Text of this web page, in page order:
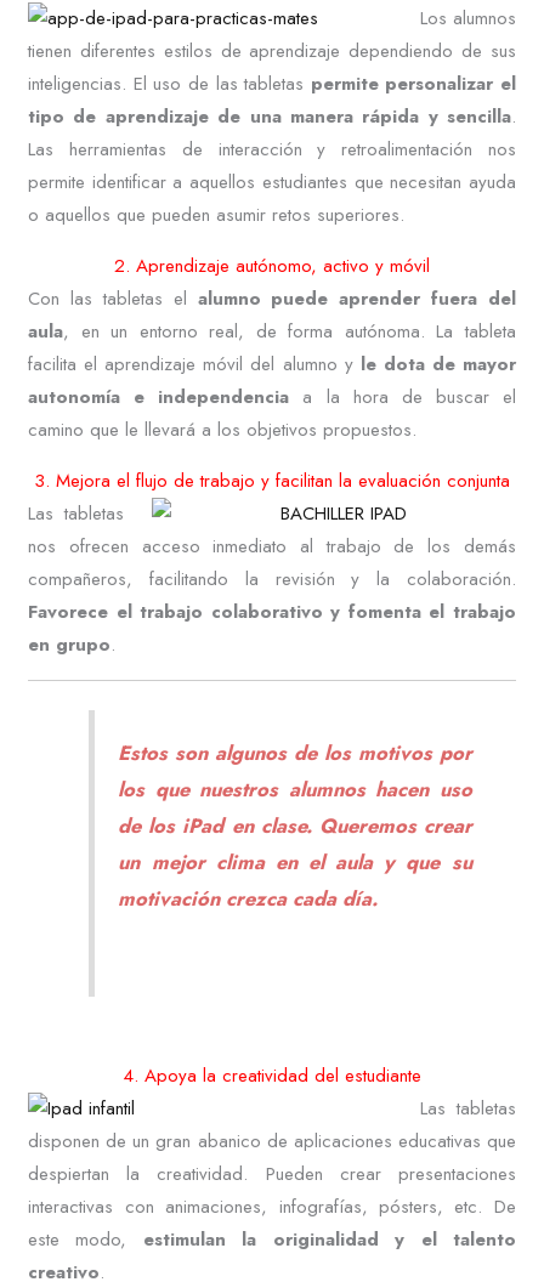
Los alumnos
tienen diferentes estilos de aprendizaje dependiendo de sus
inteligencias. El uso de las tabletas permite personalizar el
tipo de aprendizaje de una manera rápida y sencilla.
Las herramientas de interacción y retroalimentación nos
permite identificar a aquellos estudiantes que necesitan ayuda
o aquellos que pueden asumir retos superiores.
2. Aprendizaje autónomo, activo y móvil
Con las tabletas el alumno puede aprender fuera del
aula, en un entorno real, de forma autónoma. La tableta
facilita el aprendizaje móvil del alumno y le dota de mayor
autonomía e independencia a la hora de buscar el
camino que le llevará a los objetivos propuestos.
3. Mejora el flujo de trabajo y facilitan la evaluación conjunta
Las tabletas
nos ofrecen acceso inmediato al trabajo de los demás
compañeros, facilitando la revisión y la colaboración.
Favorece el trabajo colaborativo y fomenta el trabajo
en grupo.
Estos son algunos de los motivos por
los que nuestros alumnos hacen uso
de los iPad en clase. Queremos crear
un mejor clima en el aula y que su
motivación crezca cada día.
4. Apoya la creatividad del estudiante
Las tabletas
disponen de un gran abanico de aplicaciones educativas que
despiertan la creatividad. Pueden crear presentaciones
interactivas con animaciones, infografías, pósters, etc. De
este modo, estimulan la originalidad y el talento
creativo.